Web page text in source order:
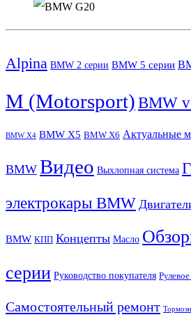
Alpina BMW 2 серии BMW 5 серии
M (Motorsport)BMW
BMW X4 BMW X5 BMW X6 Актуальные
BMW Видео Выхлопная система
электрокары BMW
BMW КПП Концепты Масло
серии Руководство покупателя
Самостоятельный ремонт